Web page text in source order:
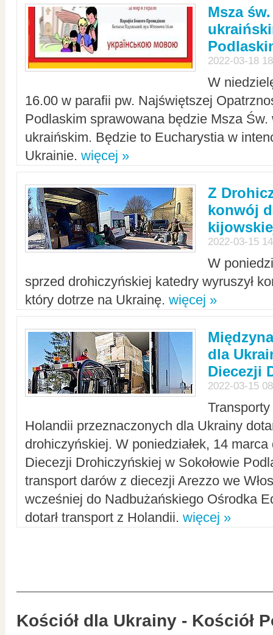
Msza
2022-03-18
W
16.00 w parafii pw. Najświętszej
Podlaskim sprawowana będzie Msza Św.
ukraińskim. Będzie to Eucharystia w
Ukrainie. więcej »
Z
konwój
2022-03-15
W
sprzed drohiczyńskiej katedry wyruszył
który dotrze na Ukrainę. więcej »
dla
Diecezji
2022-03-15
Holandii przeznaczonych dla Ukrainy
drohiczyńskiej. W poniedziałek, 14
Diecezji Drohiczyńskiej w Sokołowie
transport darów z diecezji Arezzo we
wcześniej do Nadbużańskiego Ośrodka
dotarł transport z Holandii. więcej »
Kościół dla Ukrainy - Kościół